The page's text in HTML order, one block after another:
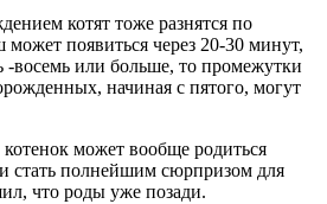
котят тоже разнятся по
появиться через 20-30 минут,
-восемь или больше, то промежутки
начиная с пятого, могут
может вообще родиться
и стать полнейшим сюрпризом для
что роды уже позади.